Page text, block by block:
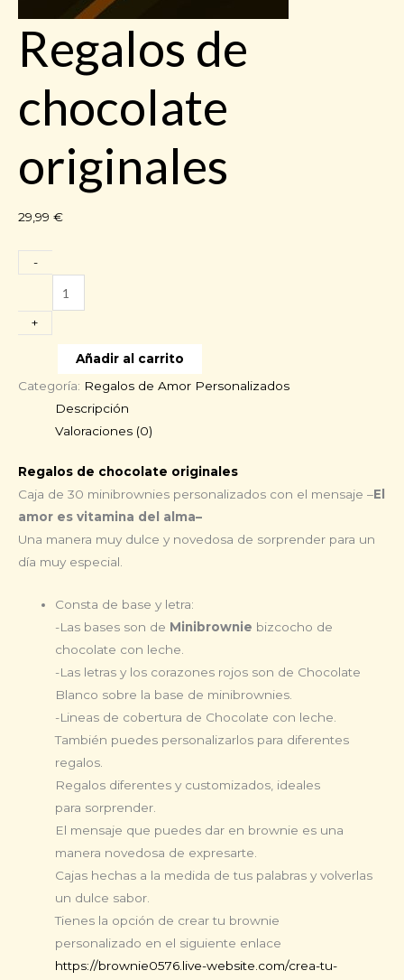
Regalos de
chocolate
originales
29,99 €
-
de
chocolate
cantidad
+
Añadir al carrito
Categoría: Regalos de Amor Personalizados
Descripción
Valoraciones (0)
Regalos de chocolate originales
Caja de 30 minibrownies personalizados con el mensaje –El
amor es vitamina del alma–
Una manera muy dulce y novedosa de sorprender para un
día muy especial.
Consta de base y letra:
-Las bases son de Minibrownie bizcocho de
chocolate con leche.
-Las letras y los corazones rojos son de Chocolate
Blanco sobre la base de minibrownies.
-Lineas de cobertura de Chocolate con leche.
También puedes personalizarlos para diferentes
regalos.
Regalos diferentes y customizados, ideales
para sorprender.
El mensaje que puedes dar en brownie es una
manera novedosa de expresarte.
Cajas hechas a la medida de tus palabras y volverlas
un dulce sabor.
Tienes la opción de crear tu brownie
personalizado en el siguiente enlace
https://brownie0576.live-website.com/crea-tu-